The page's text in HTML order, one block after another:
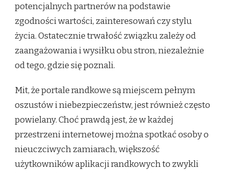
potencjalnych partnerów na podstawie
zgodności wartości, zainteresowań czy stylu
życia. Ostatecznie trwałość związku zależy od
zaangażowania i wysiłku obu stron, niezależnie
od tego, gdzie się poznali.
Mit, że portale randkowe są miejscem pełnym
oszustów i niebezpieczeństw, jest również często
powielany. Choć prawdą jest, że w każdej
przestrzeni internetowej można spotkać osoby o
nieuczciwych zamiarach, większość
użytkowników aplikacji randkowych to zwykli